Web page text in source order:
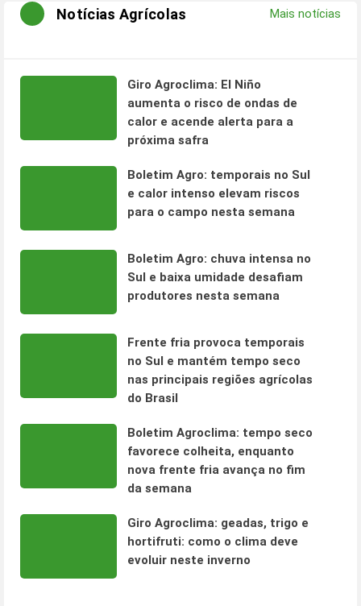
Notícias Agrícolas Mais notícias
Giro Agroclima: El Niño
aumenta o risco de ondas de
calor e acende alerta para a
próxima safra
Boletim Agro: temporais no Sul
e calor intenso elevam riscos
para o campo nesta semana
Boletim Agro: chuva intensa no
Sul e baixa umidade desafiam
produtores nesta semana
Frente fria provoca temporais
no Sul e mantém tempo seco
nas principais regiões agrícolas
do Brasil
Boletim Agroclima: tempo seco
favorece colheita, enquanto
nova frente fria avança no fim
da semana
Giro Agroclima: geadas, trigo e
hortifruti: como o clima deve
evoluir neste inverno